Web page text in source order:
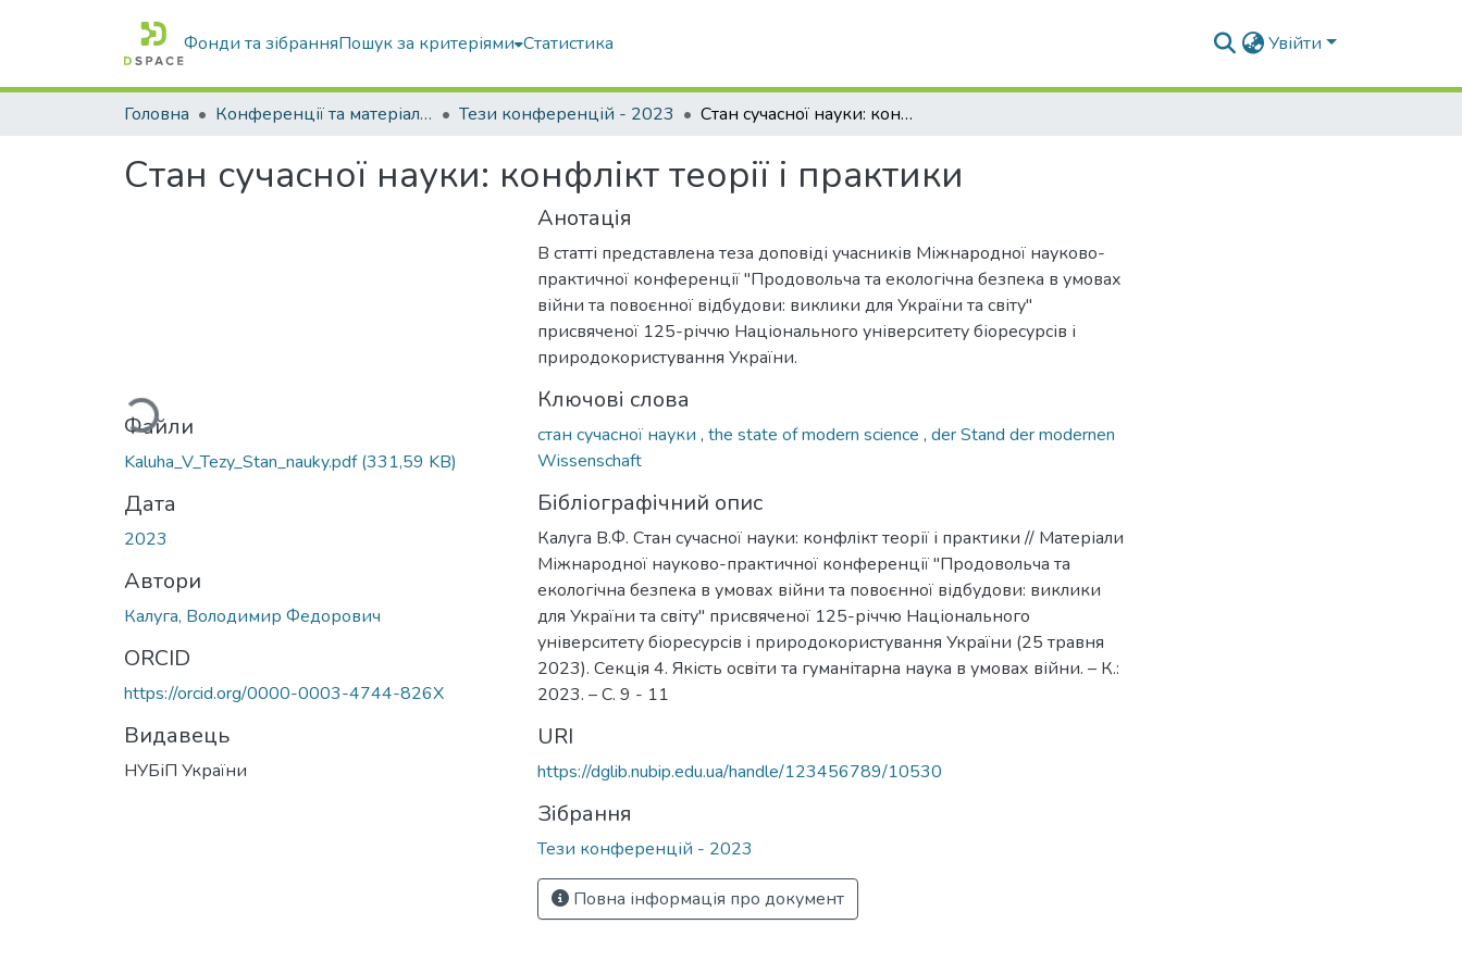
Фонди та зібранняПошук за критеріями Статистика Увійти
Головна Конференції та матеріали конференцій Тези конференцій - 2023 Стан сучасної науки: конфлікт теорії і практики
Стан сучасної науки: конфлікт теорії і практики
Вантажиться...
Файли
Kaluha_V_Tezy_Stan_nauky.pdf(331,59 KB)
Дата
2023
Автори
Калуга, Володимир Федорович
ORCID
https://orcid.org/0000-0003-4744-826X
Видавець
НУБіП України
Анотація
В статті представлена теза доповіді учасників Міжнародної науково-
практичної конференції "Продовольча та екологічна безпека в умовах
війни та повоєнної відбудови: виклики для України та світу"
присвяченої 125-річчю Національного університету біоресурсів і
природокористування України.
Ключові слова
стан сучасної науки , the state of modern science , der Stand der modernen
Wissenschaft
Бібліографічний опис
Калуга В.Ф. Стан сучасної науки: конфлікт теорії і практики // Матеріали
Міжнародної науково-практичної конференції "Продовольча та
екологічна безпека в умовах війни та повоєнної відбудови: виклики
для України та світу" присвяченої 125-річчю Національного
університету біоресурсів і природокористування України (25 травня
2023). Секція 4. Якість освіти та гуманітарна наука в умовах війни. – К.:
2023. – С. 9 - 11
URI
https://dglib.nubip.edu.ua/handle/123456789/10530
Зібрання
Тези конференцій - 2023
Повна інформація про документ